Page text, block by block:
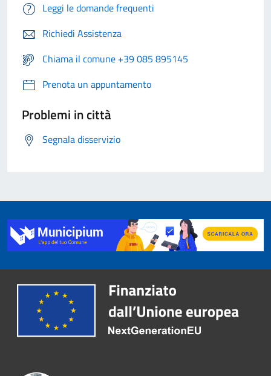
Leggi le domande frequenti
Richiedi Assistenza
Chiama il comune +39 085 895145
Prenota un appuntamento
Problemi in città
Segnala disservizio